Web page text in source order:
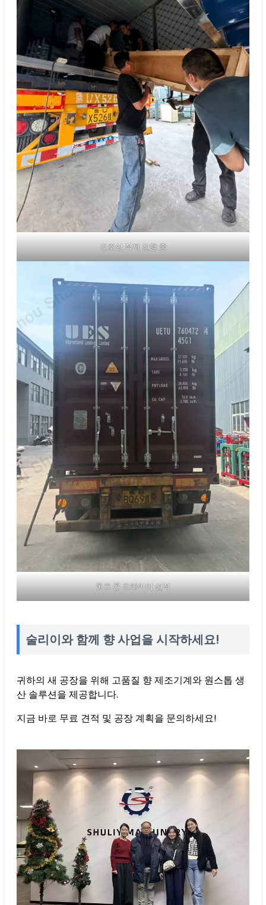
건조실 적재 진행 중
돗프 콘 드라이어 선적
술리이와 함께 향 사업을 시작하세요!
귀하의 새 공장을 위해 고품질 향 제조기계와 원스톱 생
산 솔루션을 제공합니다.
지금 바로 무료 견적 및 공장 계획을 문의하세요!